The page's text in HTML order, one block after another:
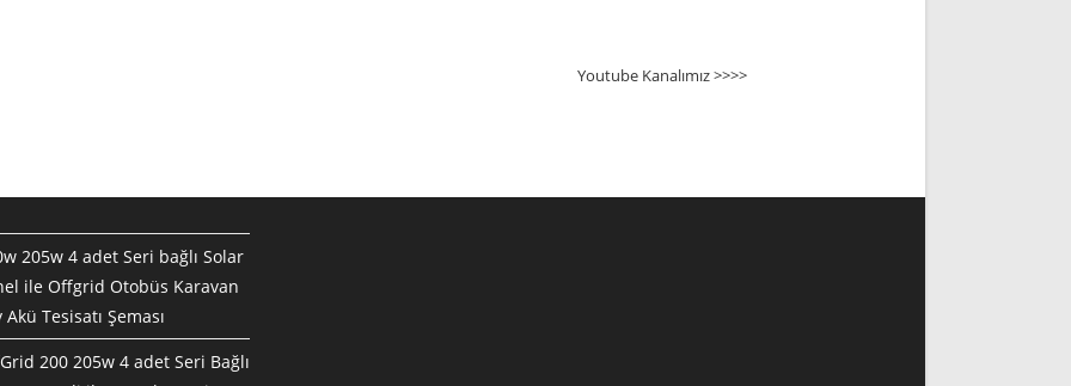
Youtube Kanalımız >>>>
205w 4 adet Seri bağlı Solar
ile Offgrid Otobüs Karavan
Akü Tesisatı Şeması
200 205w 4 adet Seri Bağlı